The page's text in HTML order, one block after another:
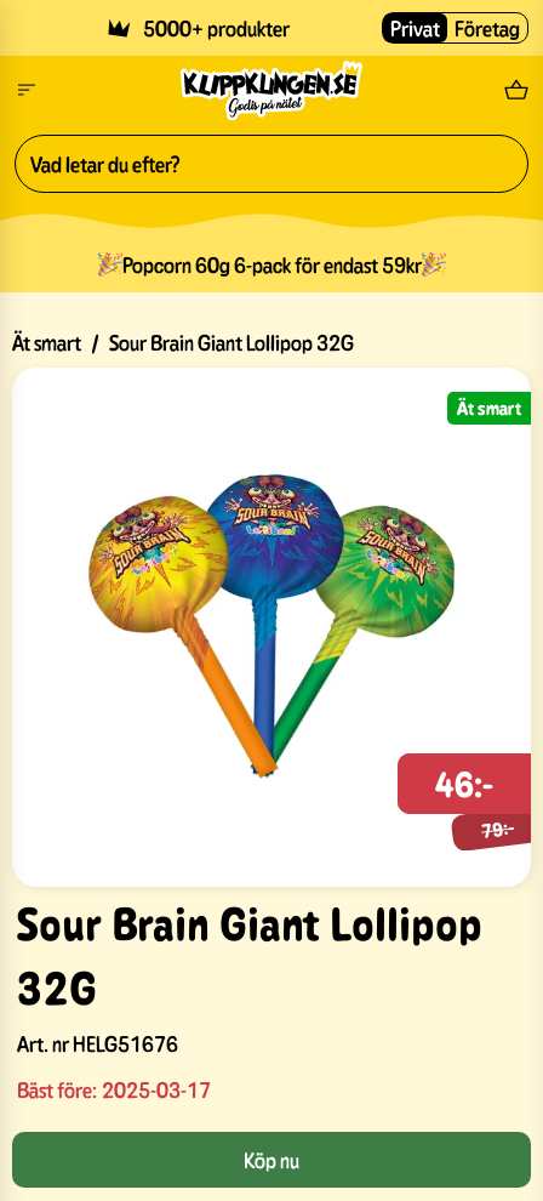
5000+ produkter Fri
Privat Företag
Popcorn 60g 6-pack för endast 59kr
Ät smart / Sour Brain Giant Lollipop 32G
Ät smart
Sour Brain Giant Lollipop
32G
Art. nrHELG51676
Bäst före: 2025-03-17
46:-
79:-
79:-
Köp nu